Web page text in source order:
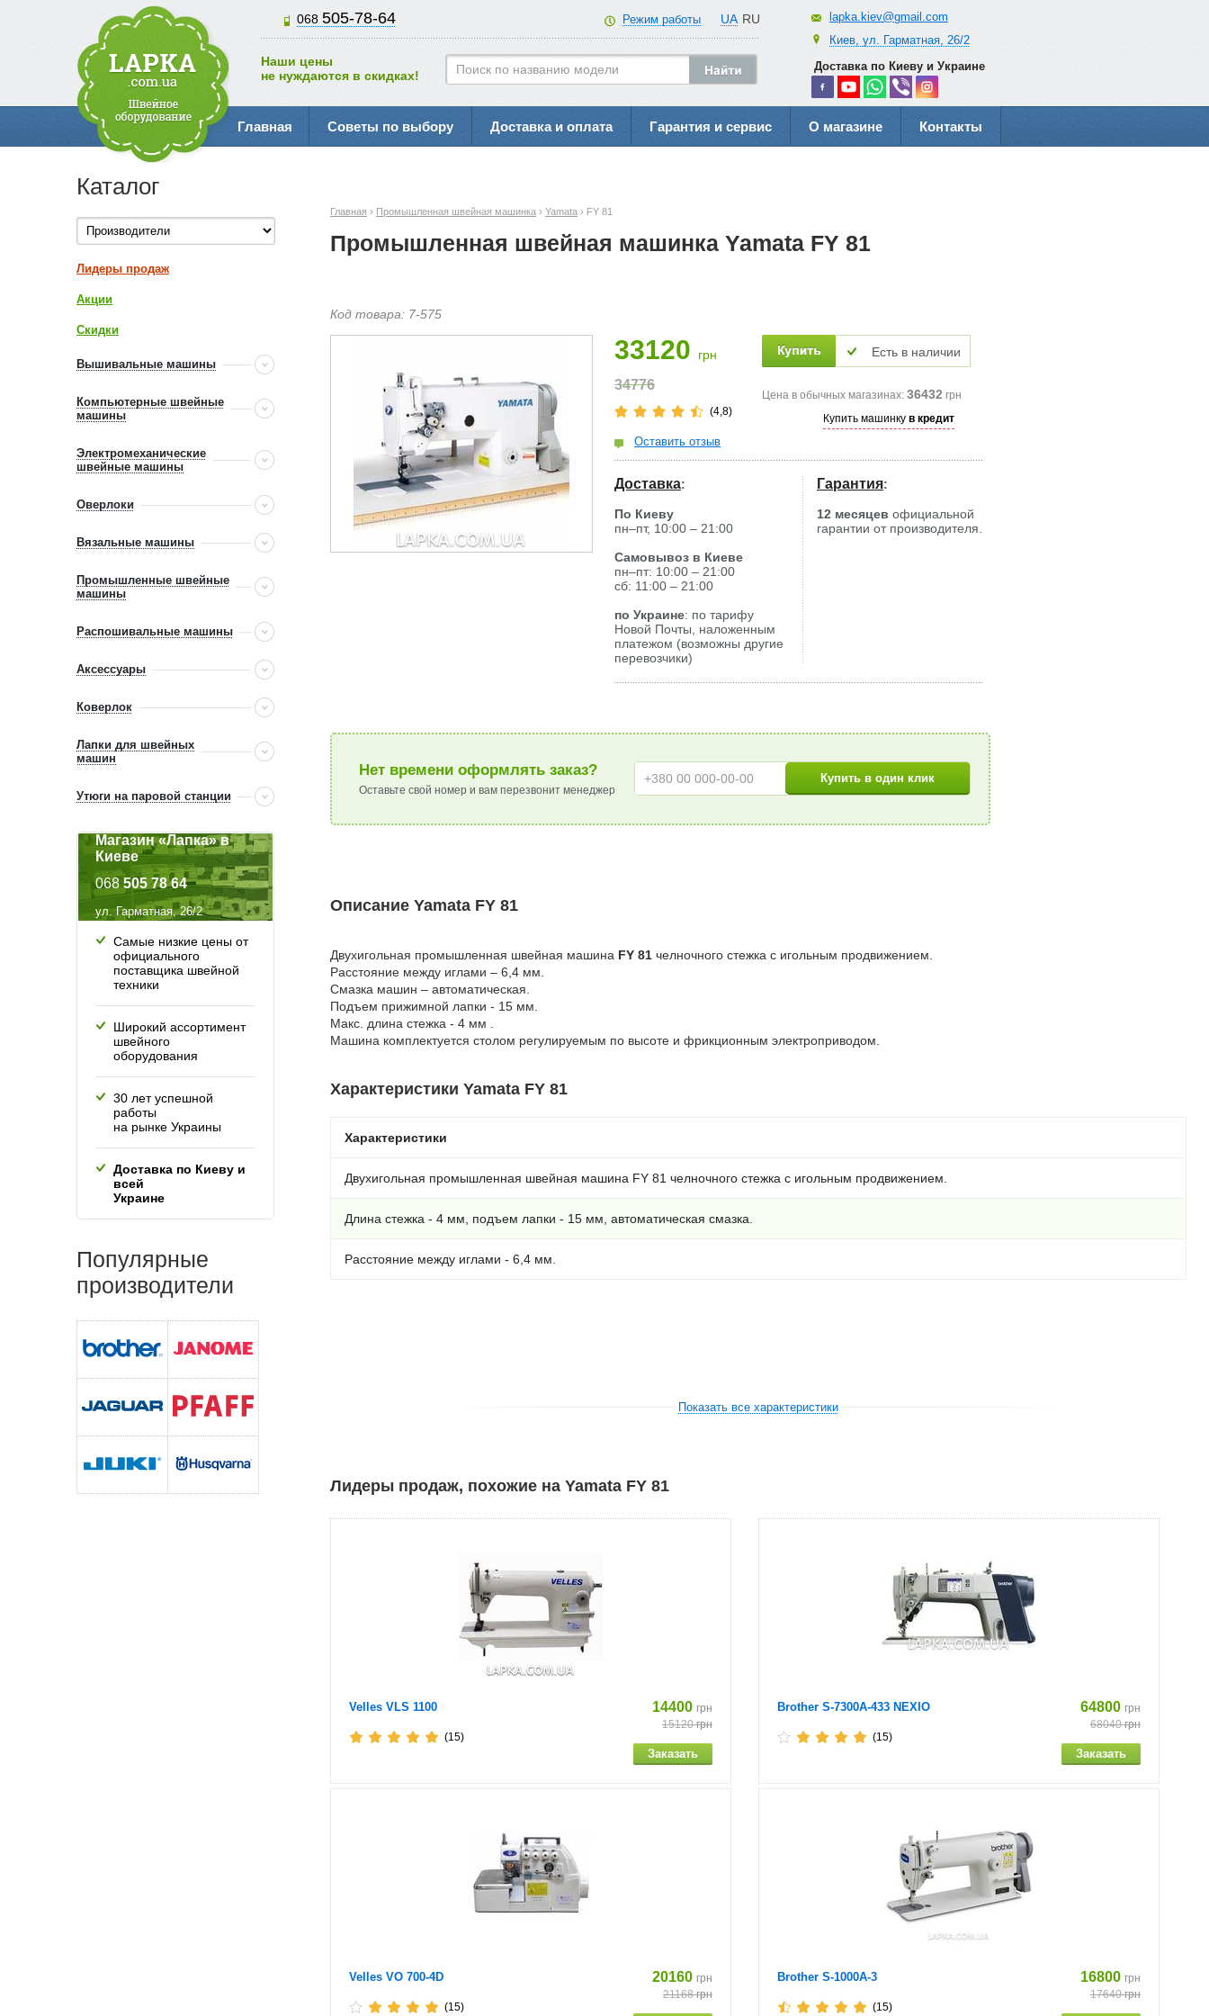
068 505-78-64 UA RU
Режим работы
Наши цены
не нуждаются в скидках!
lapka.kiev@gmail.com
Киев, ул. Гарматная, 26/2
Доставка по Киеву и Украине
Главная Советы по выбору Доставка и оплата Гарантия и сервис О магазине Контакты
Главная › Промышленная швейная машинка › Yamata › FY 81
Промышленная швейная машинка Yamata FY 81
Код товара: 7-575
33120 грн
34776
(4,8)
Оставить отзыв
Есть в наличии
Цена в обычных магазинах: 36432 грн
Купить машинку в кредит
Доставка:
По Киеву
пн–пт, 10:00 – 21:00
Самовывоз в Киеве
пн–пт: 10:00 – 21:00
сб: 11:00 – 21:00
по Украине: по тарифу
Новой Почты, наложенным
платежом (возможны другие
перевозчики)
Гарантия:
12 месяцев официальной
гарантии от производителя.
Нет времени оформлять заказ?
Оставьте свой номер и вам перезвонит менеджер
Описание Yamata FY 81
Двухигольная промышленная швейная машина FY 81 челночного стежка с игольным продвижением.
Расстояние между иглами – 6,4 мм.
Смазка машин – автоматическая.
Подъем прижимной лапки - 15 мм.
Макс. длина стежка - 4 мм .
Машина комплектуется столом регулируемым по высоте и фрикционным электроприводом.
Характеристики Yamata FY 81
Характеристики
Двухигольная промышленная швейная машина FY 81 челночного стежка с игольным продвижением.
Длина стежка - 4 мм, подъем лапки - 15 мм, автоматическая смазка.
Расстояние между иглами - 6,4 мм.
Показать все характеристики
Лидеры продаж, похожие на Yamata FY 81
Velles VLS 1100 14400 грн
15120грн
(15)
Brother S-7300A-433 NEXIO 64800 грн
68040грн
(15)
Velles VO 700-4D 20160 грн
21168грн
(15)
Brother S-1000A-3 16800 грн
17640грн
(15)
Каталог
Лидеры продаж
Акции
Скидки
Вышивальные машины
Компьютерные швейные
машины
Электромеханические
швейные машины
Оверлоки
Вязальные машины
Промышленные швейные
машины
Распошивальные машины
Аксессуары
Коверлок
Лапки для швейных
машин
Утюги на паровой станции
Магазин «Лапка» в
Киеве
068 505 78 64
ул. Гарматная, 26/2
Самые низкие цены от
официального
поставщика швейной
техники
Широкий ассортимент
швейного
оборудования
30 лет успешной
работы
на рынке Украины
Доставка по Киеву и
всей
Украине
Популярные
производители